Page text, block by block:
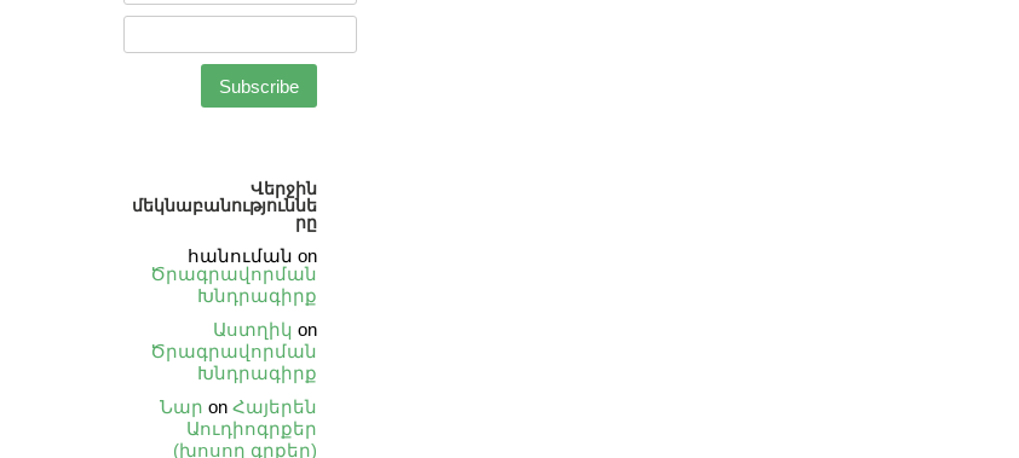
Վերջին
մեկնաբանություննե
րը
հանուման on
Ծրագրավորման
Խնդրագիրք
Աստղիկ on
Ծրագրավորման
Խնդրագիրք
Նար on Հայերեն
Աուդիոգրքեր
(խոսող գրքեր)